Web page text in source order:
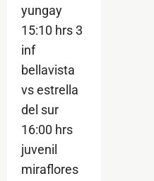
yungay
15:10 hrs 3
inf
bellavista
vs estrella
del sur
16:00 hrs
juvenil
miraflores